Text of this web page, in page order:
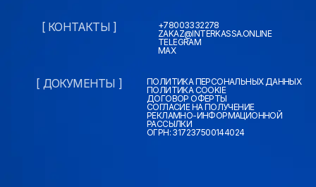
[ КОНТАКТЫ ]
+78003332278
ZAKAZ@INTERKASSA.ONLINE
TELEGRAM
MAX
[ ДОКУМЕНТЫ ]
ПОЛИТИКА ПЕРСОНАЛЬНЫХ ДАННЫХ
ПОЛИТИКА COOKIE
ДОГОВОР ОФЕРТЫ
СОГЛАСИЕ НА ПОЛУЧЕНИЕ
РЕКЛАМНО-ИНФОРМАЦИОННОЙ
РАССЫЛКИ
ОГРН: 317237500144024